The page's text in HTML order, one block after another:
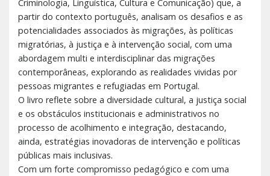
Criminologia, Linguística, Cultura e Comunicação) que, a
partir do contexto português, analisam os desafios e as
potencialidades associados às migrações, às políticas
migratórias, à justiça e à intervenção social, com uma
abordagem multi e interdisciplinar das migrações
contemporâneas, explorando as realidades vividas por
pessoas migrantes e refugiadas em Portugal.
O livro reflete sobre a diversidade cultural, a justiça social
e os obstáculos institucionais e administrativos no
processo de acolhimento e integração, destacando,
ainda, estratégias inovadoras de intervenção e políticas
públicas mais inclusivas.
Com um forte compromisso pedagógico e com uma